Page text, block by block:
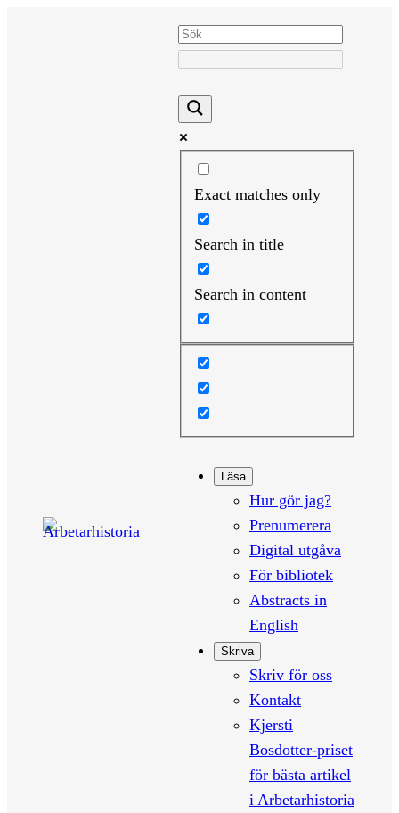
Exact matches only
Search in title
Search in content
Läsa
Hur gör jag?
Prenumerera
Digital utgåva
För bibliotek
Abstracts in
English
Skriva
Skriv för oss
Kontakt
Kjersti
Bosdotter-priset
för bästa artikel
i Arbetarhistoria